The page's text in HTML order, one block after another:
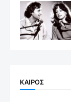
ΚΑΙΡΟΣ